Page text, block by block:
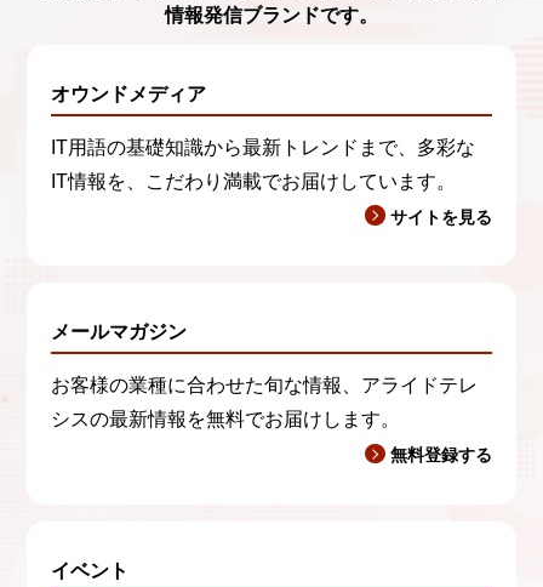
情報発信ブランドです。
オウンドメディア
IT用語の基礎知識から最新トレンドまで、多彩な
IT情報を、こだわり満載でお届けしています。
サイトを見る
メールマガジン
お客様の業種に合わせた旬な情報、アライドテレ
シスの最新情報を無料でお届けします。
無料登録する
イベント